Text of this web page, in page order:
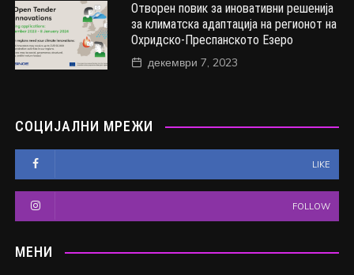
Отворен повик за иновативни решенија
за климатска адаптација на регионот на
Охридско-Преспанското Езеро
декември 7, 2023
СОЦИЈАЛНИ МРЕЖИ
LIKE
FOLLOW
МЕНИ